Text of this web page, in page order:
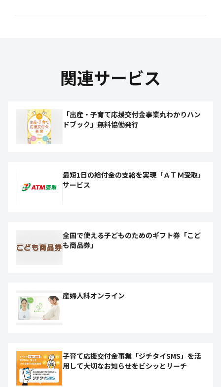
関連サービス
「出産・子育て応援交付金事業丸わかりハン
ドブック」無料協働発行
最短1日の給付金の支給を実現「ＡＴＭ受取」
サービス
全国で使える子どものためのギフト券「こど
も商品券」
産婦人科オンライン
子育て応援交付金事業「ジチタイSMS」を活
用して大切なお知らせをビシッとリーチ